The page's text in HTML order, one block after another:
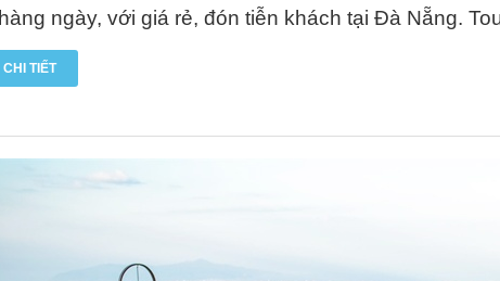
hàng ngày, với giá rẻ, đón tiễn khách tại Đà Nẵng.
CHI TIẾT